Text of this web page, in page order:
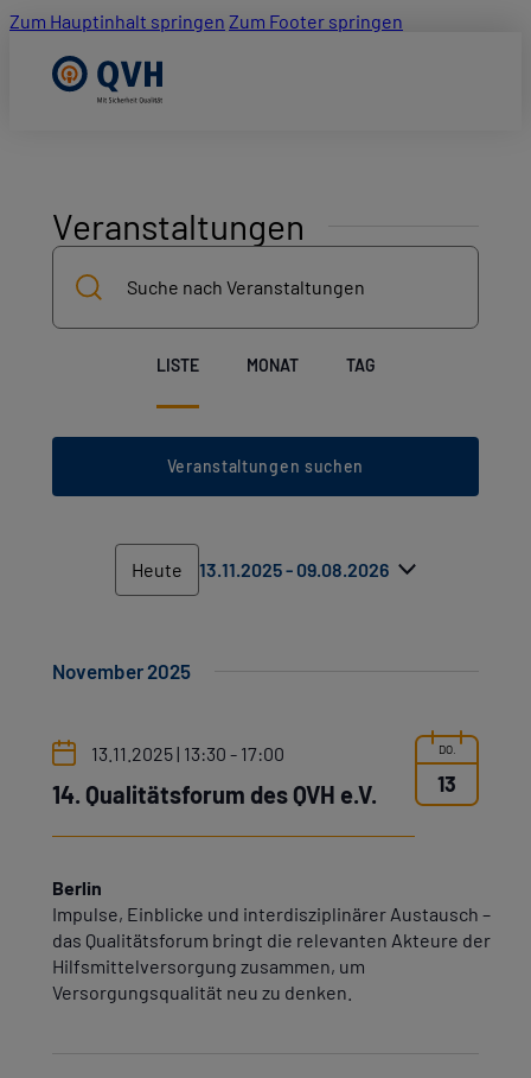
Zum Hauptinhalt springen Zum Footer springen
Veranstaltungen
Suche
und
Ansichten,
Bitte
Schlüsselwort
eingeben.
Suche
Veranstaltungen
Veranstaltungen suchen
Veranstaltung
LISTE MONAT TAG
Heute 13.11.2025 - 09.08.2026
Datum
November 2025
DO.
13
14. Qualitätsforum des QVH e.V.
13.11.2025 | 13:30 - 17:00
Berlin
Impulse, Einblicke und interdisziplinärer Austausch –
das Qualitätsforum bringt die relevanten Akteure der
Hilfsmittelversorgung zusammen, um
Versorgungsqualität neu zu denken.